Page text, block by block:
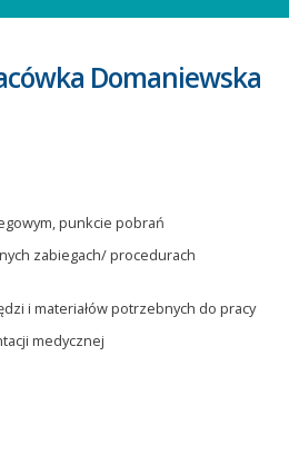
Domaniewska
punkcie pobrań
zabiegach/ procedurach
i materiałów potrzebnych do pracy
medycznej